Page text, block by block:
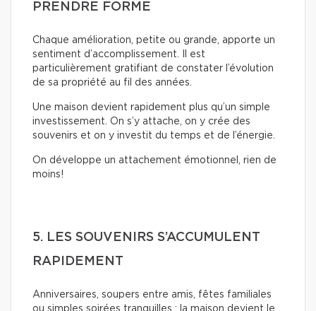
PRENDRE FORME
Chaque amélioration, petite ou grande, apporte un
sentiment d’accomplissement. Il est
particulièrement gratifiant de constater l’évolution
de sa propriété au fil des années.
Une maison devient rapidement plus qu’un simple
investissement. On s’y attache, on y crée des
souvenirs et on y investit du temps et de l’énergie.
On développe un attachement émotionnel, rien de
moins!
5. LES SOUVENIRS S’ACCUMULENT
RAPIDEMENT
Anniversaires, soupers entre amis, fêtes familiales